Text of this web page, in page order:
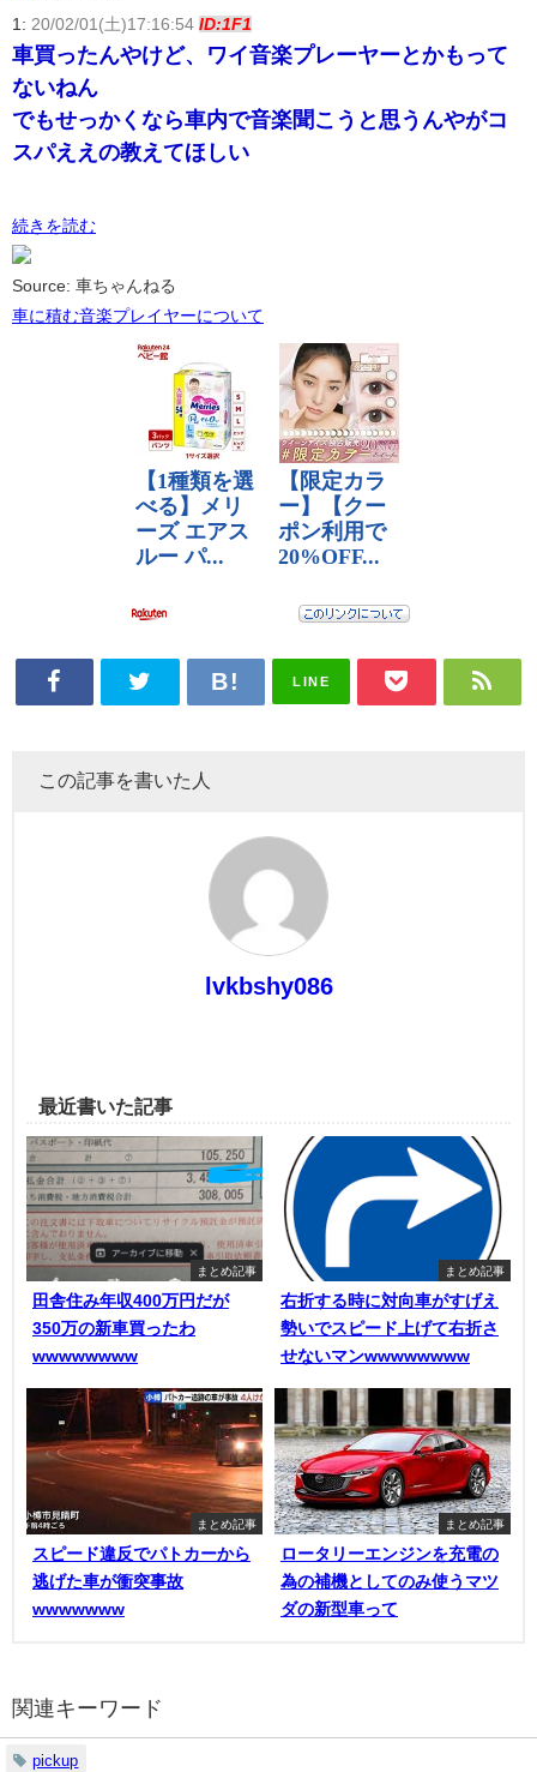
1: 20/02/01(土)17:16:54 ID:1F1
車買ったんやけど、ワイ音楽プレーヤーとかもって
ないねん
でもせっかくなら車内で音楽聞こうと思うんやがコ
スパええの教えてほしい
続きを読む
Source: 車ちゃんねる
車に積む音楽プレイヤーについて
LINE
この記事を書いた人
lvkbshy086
最近書いた記事
まとめ記事
田舎住み年収400万円だが
350万の新車買ったわ
wwwwwwww
まとめ記事
右折する時に対向車がすげえ
勢いでスピード上げて右折さ
せないマンwwwwwwww
まとめ記事
スピード違反でパトカーから
逃げた車が衝突事故
wwwwwww
まとめ記事
ロータリーエンジンを充電の
為の補機としてのみ使うマツ
ダの新型車って
関連キーワード
pickup